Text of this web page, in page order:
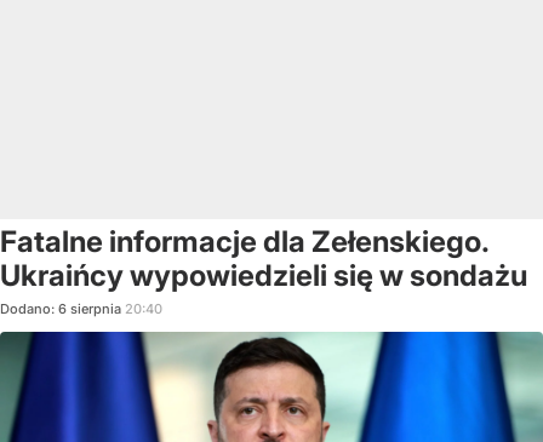
Fatalne informacje dla Zełenskiego.
Ukraińcy wypowiedzieli się w sondażu
Dodano: 6 sierpnia 20:40